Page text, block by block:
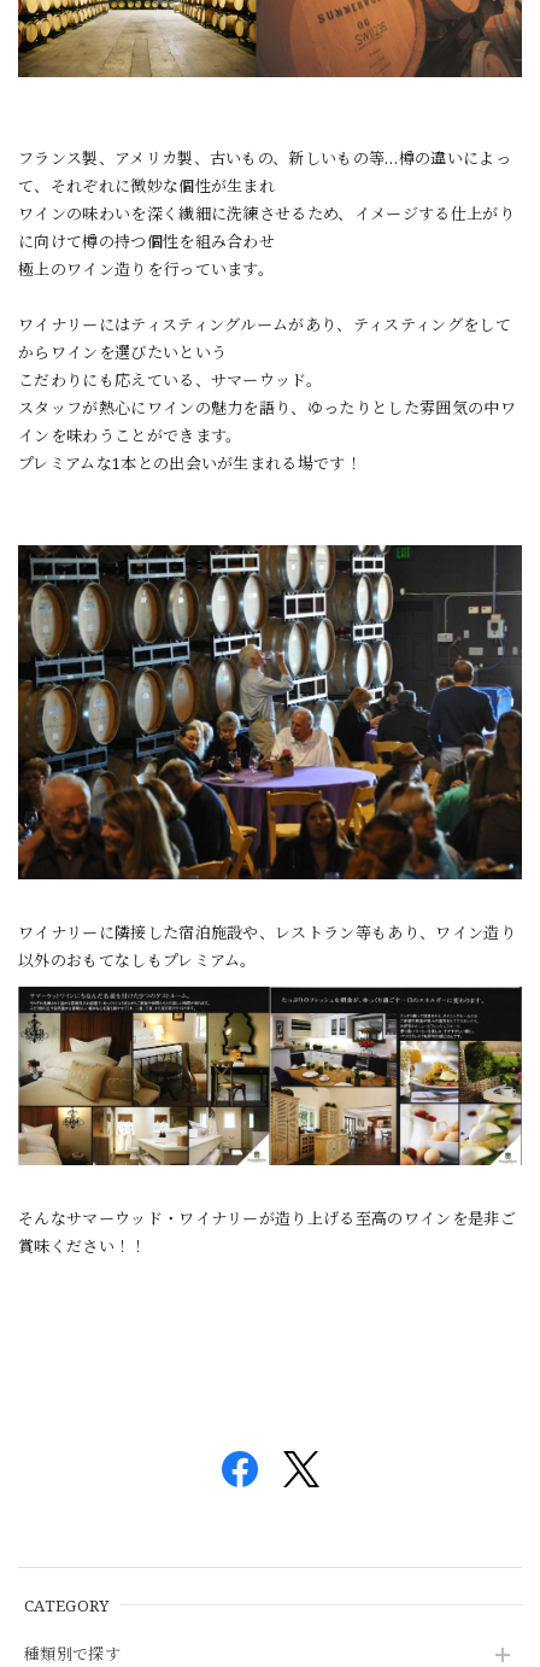
CATEGORY
種類別で探す
フランス製、アメリカ製、古いもの、新しいもの等…樽の違いによっ
て、それぞれに微妙な個性が生まれ
ワインの味わいを深く繊細に洗練させるため、イメージする仕上がり
に向けて樽の持つ個性を組み合わせ
極上のワイン造りを行っています。
ワイナリーにはティスティングルームがあり、ティスティングをして
からワインを選びたいという
こだわりにも応えている、サマーウッド。
スタッフが熱心にワインの魅力を語り、ゆったりとした雰囲気の中ワ
インを味わうことができます。
プレミアムな1本との出会いが生まれる場です！
ワイナリーに隣接した宿泊施設や、レストラン等もあり、ワイン造り
以外のおもてなしもプレミアム。
そんなサマーウッド・ワイナリーが造り上げる至高のワインを是非ご
賞味ください！！